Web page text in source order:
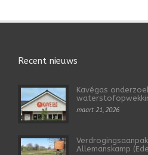
Recent nieuws
Kavégas
maart 21, 2026
Allemanskamp